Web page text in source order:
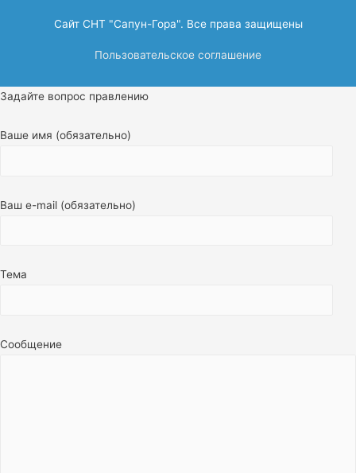
Сайт СНТ "Сапун-Гора". Все права защищены
Пользовательское соглашение
Задайте вопрос правлению
Ваше имя (обязательно)
Ваш e-mail (обязательно)
Тема
Сообщение